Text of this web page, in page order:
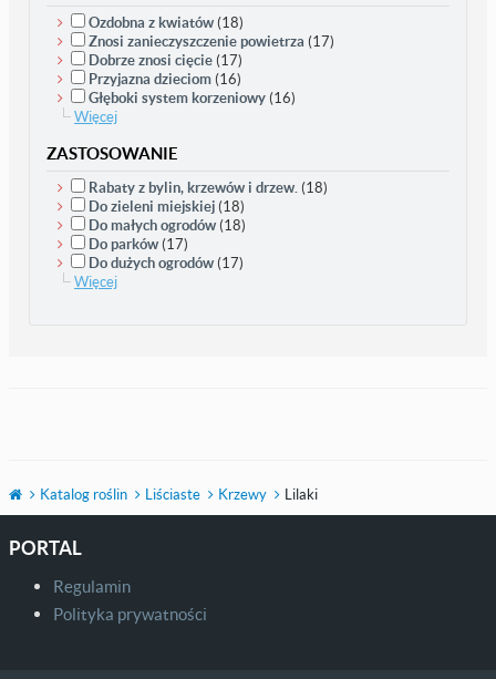
Ozdobna z kwiatów (18)
Znosi zanieczyszczenie powietrza (17)
Dobrze znosi cięcie (17)
Przyjazna dzieciom (16)
Głęboki system korzeniowy (16)
Więcej
ZASTOSOWANIE
Rabaty z bylin, krzewów i drzew. (18)
Do zieleni miejskiej (18)
Do małych ogrodów (18)
Do parków (17)
Do dużych ogrodów (17)
Więcej
Katalog roślin Liściaste Krzewy Lilaki
PORTAL
Regulamin
Polityka prywatności